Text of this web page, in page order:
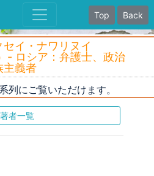
Top Back
セイ・ナワリヌイ
- ロシア：弁護士、政治
主義者
列にご覧いただけます。
著者一覧